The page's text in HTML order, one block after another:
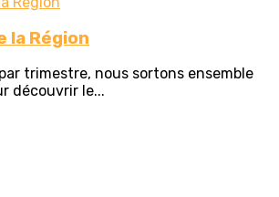
la Région
trimestre, nous sortons ensemble
découvrir le...